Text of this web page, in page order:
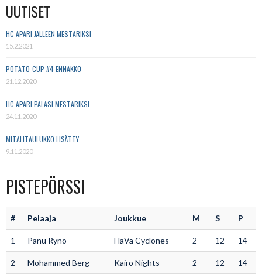
UUTISET
HC APARI JÄLLEEN MESTARIKSI
15.2.2021
POTATO-CUP #4 ENNAKKO
21.12.2020
HC APARI PALASI MESTARIKSI
24.11.2020
MITALITAULUKKO LISÄTTY
9.11.2020
PISTEPÖRSSI
# Pelaaja Joukkue M S P
1 Panu Rynö HaVa Cyclones 2 12 14
2 Mohammed Berg Kairo Nights 2 12 14